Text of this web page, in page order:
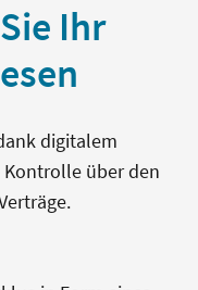
Ihr
digitalem
über den